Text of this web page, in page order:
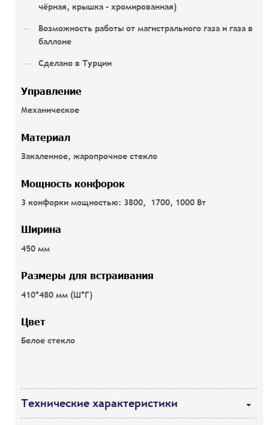
чёрная, крышка - хромированная)
Возможность работы от магистрального газа и газа в
баллоне
Сделано в Турции
Управление
Механическое
Материал
Закаленное, жаропрочное стекло
Мощность конфорок
3 конфорки мощностью: 3800, 1700, 1000 Вт
Ширина
450 мм
Размеры для встраивания
410*480 мм (Ш*Г)
Цвет
Белое стекло
Технические характеристики